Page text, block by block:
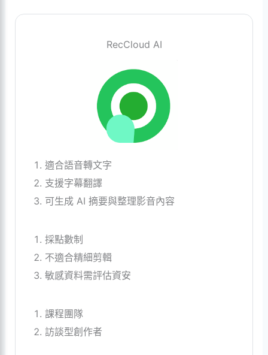
RecCloud AI
適合語音轉文字
支援字幕翻譯
可生成 AI 摘要與整理影音內容
採點數制
不適合精細剪輯
敏感資料需評估資安
課程團隊
訪談型創作者